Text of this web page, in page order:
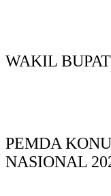
WAKIL
PEMDA
NASIONAL